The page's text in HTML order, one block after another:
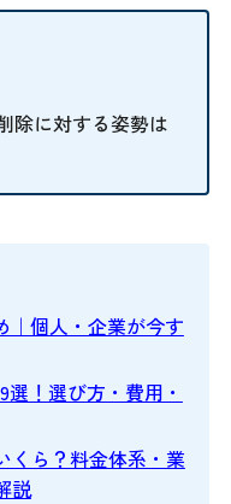
除に対する姿勢は
｜個人・企業が今す
！選び方・費用・
くら？料金体系・業
説